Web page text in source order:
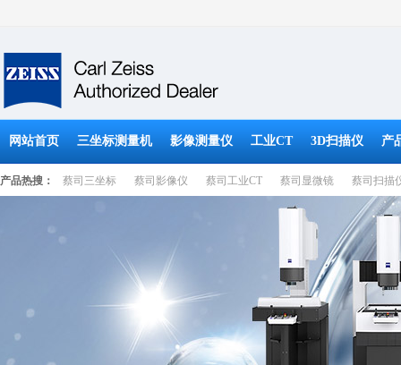
网站首页 三坐标测量机 影像测量仪 工业CT 3D扫描仪 产
产品热搜： 蔡司三坐标 蔡司影像仪 蔡司工业CT 蔡司显微镜 蔡司扫描